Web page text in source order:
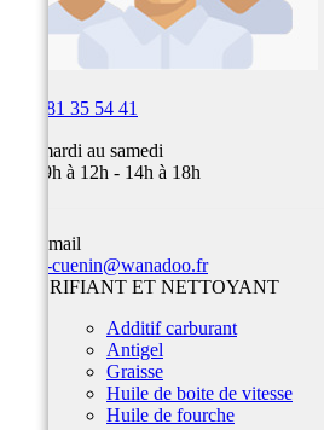
03 81 35 54 41
Du mardi au samedi
de 09h à 12h - 14h à 18h
Par email
team-cuenin@wanadoo.fr
LUBRIFIANT ET NETTOYANT
Additif carburant
Antigel
Graisse
Huile de boite de vitesse
Huile de fourche